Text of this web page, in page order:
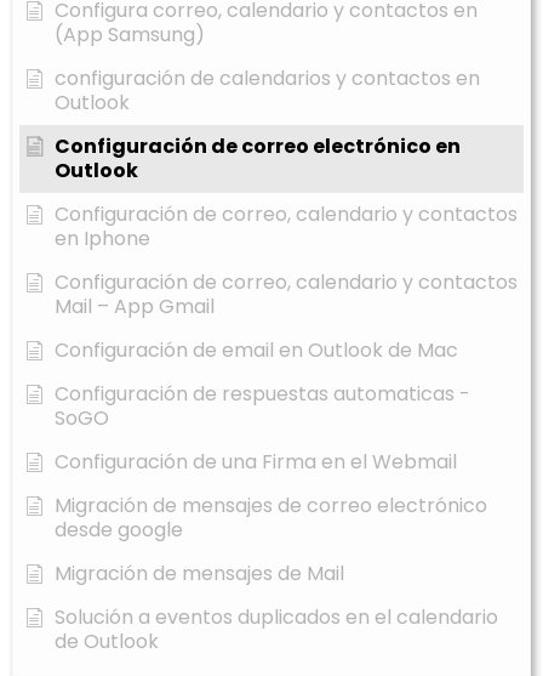
Configura correo, calendario y contactos en
(App Samsung)
configuración de calendarios y contactos en
Outlook
Configuración de correo electrónico en
Outlook
Configuración de correo, calendario y contactos
en Iphone
Configuración de correo, calendario y contactos
Mail – App Gmail
Configuración de email en Outlook de Mac
Configuración de respuestas automaticas -
SoGO
Configuración de una Firma en el Webmail
Migración de mensajes de correo electrónico
desde google
Migración de mensajes de Mail
Solución a eventos duplicados en el calendario
de Outlook